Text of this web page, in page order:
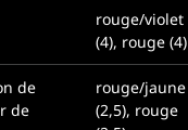
rouge/violet
(4), rouge (4)
de
de
rouge/jaune
(2,5), rouge